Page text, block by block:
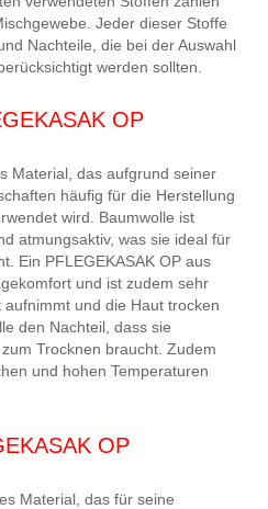
Jeder dieser Stoffe
Nachteile, die bei der Auswahl
werden sollten.
OP
Material, das aufgrund seiner
häufig für die Herstellung
wird. Baumwolle ist
atmungsaktiv, was sie ideal für
Ein PFLEGEKASAK OP aus
und ist zudem sehr
und die Haut trocken
den Nachteil, dass sie
Trocknen braucht. Zudem
und hohen Temperaturen
OP
Material, das für seine